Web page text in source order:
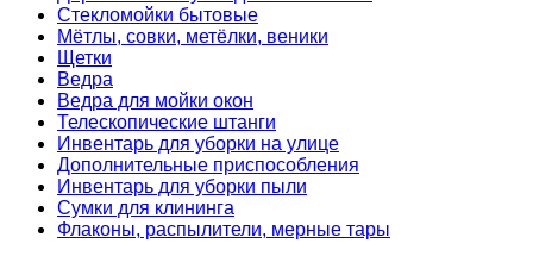
Стекломойки бытовые
Мётлы, совки, метёлки, веники
Щетки
Ведра
Ведра для мойки окон
Телескопические штанги
Инвентарь для уборки на улице
Дополнительные приспособления
Инвентарь для уборки пыли
Сумки для клининга
Флаконы, распылители, мерные тары